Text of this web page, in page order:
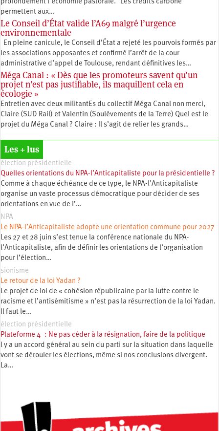
profondément l’économie pastorale. Les crédits carbone
permettent aux…
Le Conseil d’État valide l’A69 malgré l’urgence
environnementale
En pleine canicule, le Conseil d’État a rejeté les pourvois formés par
les associations opposantes et confirmé l’arrêt de la cour
administrative d’appel de Toulouse, rendant définitives les…
Méga Canal : « Dès que les promoteurs savent qu’un
projet n’est pas justifiable, ils maquillent cela en
écologie »
Entretien avec deux militantEs du collectif Méga Canal non merci,
Claire (SUD Rail) et Valentin (Soulèvements de la Terre) Quel est le
projet du Méga Canal ? Claire : Il s’agit de relier les grands…
Les + lus
élection présidentielle
Quelles orientations du NPA-l’Anticapitaliste pour la présidentielle ?
Comme à chaque échéance de ce type, le NPA-l’Anticapitaliste
organise un vaste processus démocratique pour décider de ses
orientations en vue de l’…
NPA
Le NPA-l’Anticapitaliste adopte une orientation commune pour 2027
Les 27 et 28 juin s’est tenue la conférence nationale du NPA-
l’Anticapitaliste, afin de définir les orientations de l’organisation
pour l’élection…
sionisme
Le retour de la loi Yadan ?
Le projet de loi de « cohésion républicaine par la lutte contre le
racisme et l’antisémitisme » n’est pas la résurrection de la loi Yadan.
Il faut le…
élection présidentielle
Plateforme 4 : Ne pas céder à la résignation, faire de la politique
l y a un accord général au sein du parti sur la situation dans laquelle
vont se dérouler les élections, même si nos conclusions divergent.
La…